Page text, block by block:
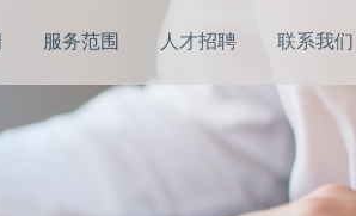
服务范围 人才招聘 联系我们